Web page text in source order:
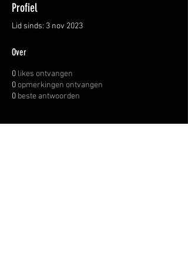
Profiel
Lid sinds: 3 nov 2023
Over
0 likes ontvangen
0opmerkingen ontvangen
0 beste antwoorden